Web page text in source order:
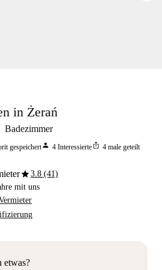
in Żerań
Badezimmer
gespeichertperson 4 Interessierteios_share 4 male geteilt
star3.8 (41)
mit uns
etwas?